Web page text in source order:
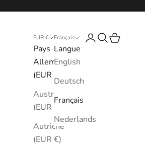
EUR €
Pays
Allemagne
(EUR €)
Australie
(EUR €)
Autriche
(EUR €)
Français
Langue
English
Deutsch
Français
Nederlands
Connexion
Recherche
Panier